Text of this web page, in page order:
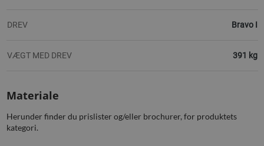
DREV Bravo I
VÆGT MED DREV 391 kg
Materiale
Herunder finder du prislister og/eller brochurer, for produktets
kategori.